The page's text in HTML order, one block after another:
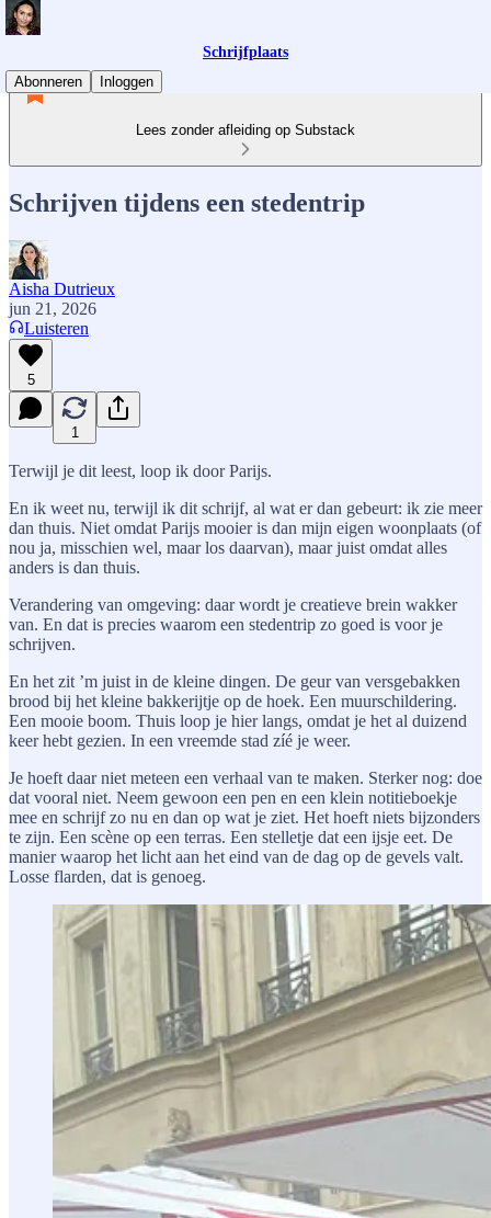
Schrijfplaats
Abonneren
Inloggen
Lees zonder afleiding op Substack
Schrijven tijdens een stedentrip
Aisha Dutrieux
jun 21, 2026
Luisteren
5
1
Terwijl je dit leest, loop ik door Parijs.
En ik weet nu, terwijl ik dit schrijf, al wat er dan gebeurt: ik zie meer
dan thuis. Niet omdat Parijs mooier is dan mijn eigen woonplaats (of
nou ja, misschien wel, maar los daarvan), maar juist omdat alles
anders is dan thuis.
Verandering van omgeving: daar wordt je creatieve brein wakker
van. En dat is precies waarom een stedentrip zo goed is voor je
schrijven.
En het zit ’m juist in de kleine dingen. De geur van versgebakken
brood bij het kleine bakkerijtje op de hoek. Een muurschildering.
Een mooie boom. Thuis loop je hier langs, omdat je het al duizend
keer hebt gezien. In een vreemde stad zíé je weer.
Je hoeft daar niet meteen een verhaal van te maken. Sterker nog: doe
dat vooral niet. Neem gewoon een pen en een klein notitieboekje
mee en schrijf zo nu en dan op wat je ziet. Het hoeft niets bijzonders
te zijn. Een scène op een terras. Een stelletje dat een ijsje eet. De
manier waarop het licht aan het eind van de dag op de gevels valt.
Losse flarden, dat is genoeg.